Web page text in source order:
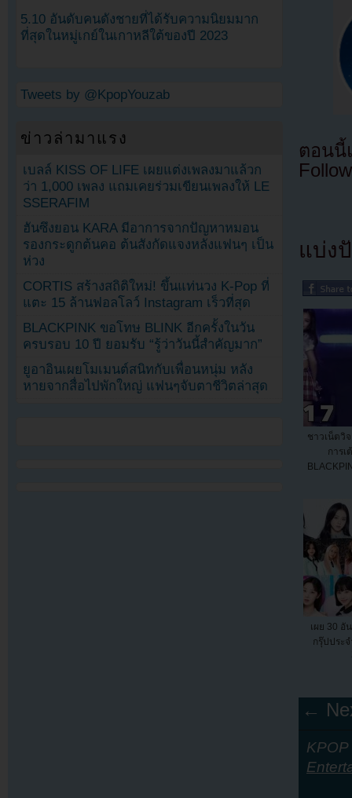
ตอนนี้
แบ่ง
ชาวเน็ตวิ
การเ
เผย 30 อั
กรุ๊ปประ
←
5.10 อันดับคนดังชายที่ได้รับความนิยมมาก
ที่สุดในหมู่เกย์ในเกาหลีใต้ของปี 2023
Tweets by @KpopYouzab
ข่าวล่ามาแรง
เบลล์ KISS OF LIFE เผยแต่งเพลงมาแล้วก
ว่า 1,000 เพลง แถมเคยร่วมเขียนเพลงให้ LE
SSERAFIM
ฮันซึงยอน KARA มีอาการจากปัญหาหมอน
รองกระดูกต้นคอ ต้นสังกัดแจงหลังแฟนๆ เป็น
ห่วง
CORTIS สร้างสถิติใหม่! ขึ้นแท่นวง K-Pop ที่
แตะ 15 ล้านฟอลโลว์ Instagram เร็วที่สุด
BLACKPINK ขอโทษ BLINK อีกครั้งในวัน
ครบรอบ 10 ปี ยอมรับ “รู้ว่าวันนี้สำคัญมาก”
ยูอาอินเผยโมเมนต์สนิทกับเพื่อนหนุ่ม หลัง
หายจากสื่อไปพักใหญ่ แฟนๆจับตาชีวิตล่าสุด